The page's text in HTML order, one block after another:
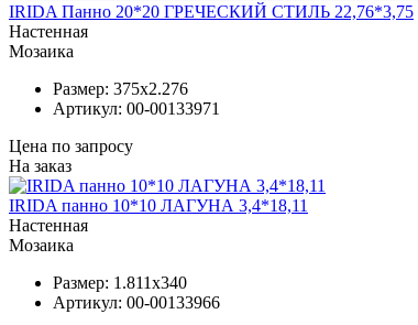
IRIDA Панно 20*20 ГРЕЧЕСКИЙ СТИЛЬ 22,76*3,75
Настенная
Мозаика
Размер: 375x2.276
Артикул: 00-00133971
Цена по запросу
На заказ
IRIDA панно 10*10 ЛАГУНА 3,4*18,11
Настенная
Мозаика
Размер: 1.811x340
Артикул: 00-00133966